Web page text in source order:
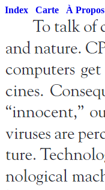
Index Carte À Propos